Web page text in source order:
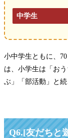
中学生
小中学生ともに、
は、小学生は「お
ぶ」「部活動」と続
Q6.[友だちと